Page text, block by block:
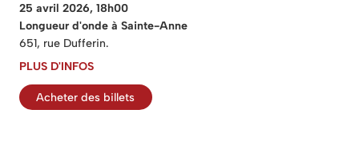
25 avril 2026, 18h00
Longueur d'onde à Sainte-Anne
651, rue Dufferin.
PLUS D'INFOS
Acheter des billets